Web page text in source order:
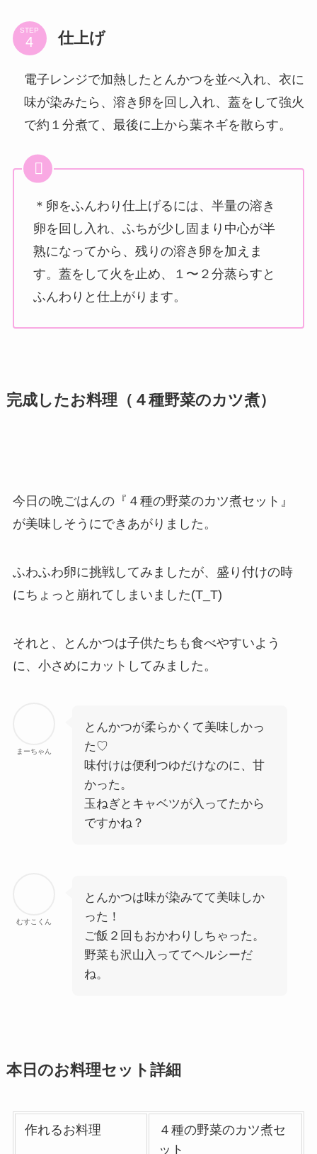
STEP 仕上げ
電子レンジで加熱したとんかつを並べ入れ、衣に
味が染みたら、溶き卵を回し入れ、蓋をして強火
で約１分煮て、最後に上から葉ネギを散らす。
＊卵をふんわり仕上げるには、半量の溶き
卵を回し入れ、ふちが少し固まり中心が半
熟になってから、残りの溶き卵を加えま
す。蓋をして火を止め、１〜２分蒸らすと
ふんわりと仕上がります。
完成したお料理（４種野菜のカツ煮）
今日の晩ごはんの『４種の野菜のカツ煮セット』
が美味しそうにできあがりました。
ふわふわ卵に挑戦してみましたが、盛り付けの時
にちょっと崩れてしまいました(T_T)
それと、とんかつは子供たちも食べやすいよう
に、小さめにカットしてみました。
まーちゃん
とんかつが柔らかくて美味しかっ
た♡
味付けは便利つゆだけなのに、甘
かった。
玉ねぎとキャベツが入ってたから
ですかね？
むすこくん
とんかつは味が染みてて美味しか
った！
ご飯２回もおかわりしちゃった。
野菜も沢山入っててヘルシーだ
ね。
本日のお料理セット詳細
作れるお料理
４種の野菜のカツ煮セ
ット